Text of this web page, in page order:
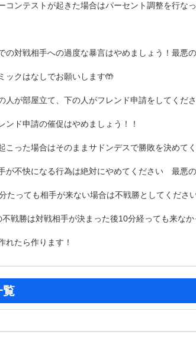
コンテストが起きた場合はパーセント調整を行な
の対戦相手への過度な暴言はやめましょう！最悪
ックはなしでお願いします🤲
人が部屋立て、下の人がフレンド申請をしてくださ
ンド申請の催促はやめましょう！！
こった場合はそのままサドンデスで勝敗を決めて
が不快になる行為は絶対にやめてください 最悪
たっても相手が来ない場合は不戦勝としてくださ
戦勝は対戦相手が決まった後10分経っても来なか
れたら作ります！
覧